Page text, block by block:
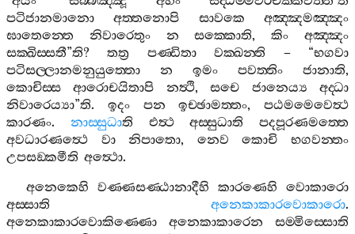
පටිජානමානො
අත‍්තනොපි සාවකෙ
අඤ‍්ඤමඤ‍්ඤං
ඝාතෙන‍්තෙ
නිවාරෙතුං න සක‍්කොති,කිං
අඤ‍්ඤං
සක‍්ඛිස‍්සතී”ති?තත්‍ර පණ‍්ඩිතා වක‍්ඛන‍්ති – “භගවා
පටිසල‍්ලානමනුයුත‍්තො
න ඉමං පවත‍්තිං ජානාති,
කොචිස‍්ස
ආරොචයිතාපි නත්‍ථි,සචෙ ජානෙය්‍ය
අද‍්ධා
නිවාරෙය්‍යා”ති. ඉදං පන ඉච‍්ඡාමත‍්තං, පඨමමෙවෙත්‍ථ
කාරණං. නාස‍්සුධාති එත්‍ථ අස‍්සුධාති
පදපූරණමත‍්තෙ
අවධාරණත්‍ථෙ
වා නිපාතො, නෙව කොචි
භගවන‍්තං
උපසඞ‍්කමීති අත්‍ථො.
අනෙකෙහි
වණ‍්ණසණ‍්ඨානාදීහි කාරණෙහි
වොකාරො
අස‍්සාති
අනෙකාකාරවොකාරො.
අනෙකාකාරවොකිණ‍්ණො
අනෙකාකාරෙන
සම‍්මිස‍්සොති